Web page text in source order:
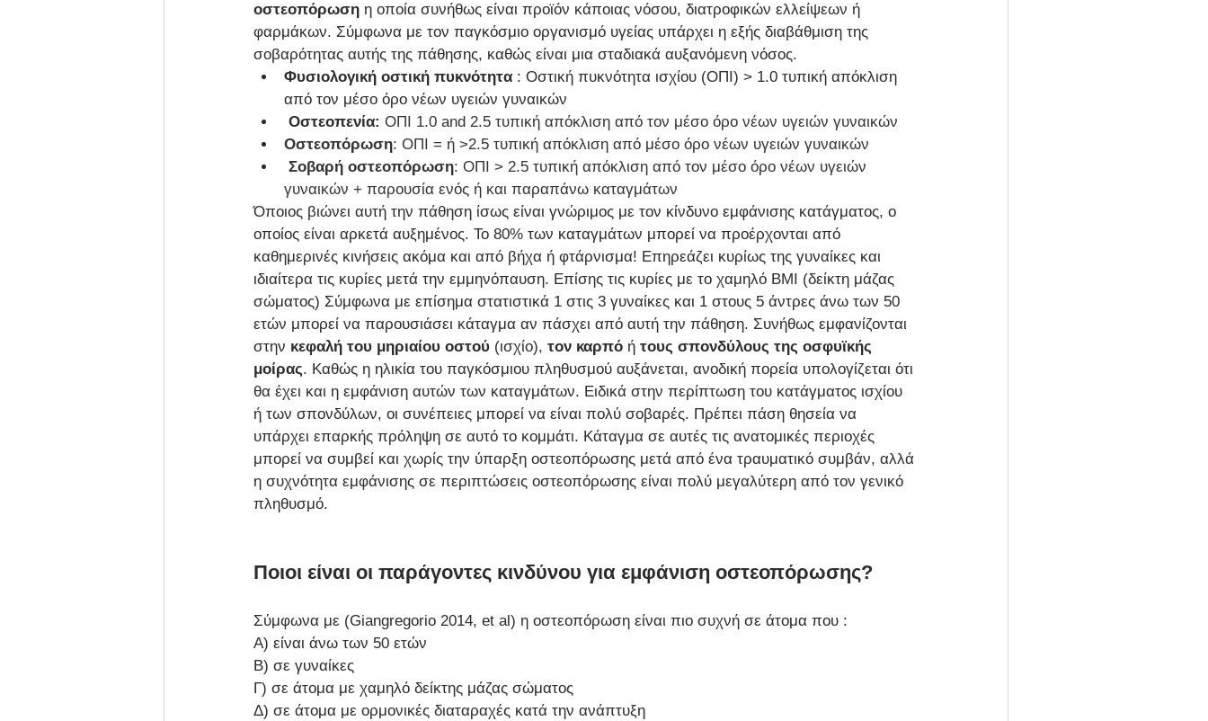
οστεοπόρωση η οποία συνήθως είναι προϊόν κάποιας νόσου, διατροφικών ελλείψεων ή
φαρμάκων. Σύμφωνα με τον παγκόσμιο οργανισμό υγείας υπάρχει η εξής διαβάθμιση της
σοβαρότητας αυτής της πάθησης, καθώς είναι μια σταδιακά αυξανόμενη νόσος.
Φυσιολογική οστική πυκνότητα : Οστική πυκνότητα ισχίου (ΟΠΙ) > 1.0 τυπική απόκλιση
από τον μέσο όρο νέων υγειών γυναικών
Οστεοπενία: ΟΠΙ 1.0 and 2.5 τυπική απόκλιση από τον μέσο όρο νέων υγειών γυναικών
Οστεοπόρωση: ΟΠΙ = ή >2.5 τυπική απόκλιση από μέσο όρο νέων υγειών γυναικών
Σοβαρή οστεοπόρωση: ΟΠΙ > 2.5 τυπική απόκλιση από τον μέσο όρο νέων υγειών
γυναικών + παρουσία ενός ή και παραπάνω καταγμάτων
Όποιος βιώνει αυτή την πάθηση ίσως είναι γνώριμος με τον κίνδυνο εμφάνισης κατάγματος, ο
οποίος είναι αρκετά αυξημένος. Το 80% των καταγμάτων μπορεί να προέρχονται από
καθημερινές κινήσεις ακόμα και από βήχα ή φτάρνισμα! Επηρεάζει κυρίως της γυναίκες και
ιδιαίτερα τις κυρίες μετά την εμμηνόπαυση. Επίσης τις κυρίες με το χαμηλό BMI (δείκτη μάζας
σώματος) Σύμφωνα με επίσημα στατιστικά 1 στις 3 γυναίκες και 1 στους 5 άντρες άνω των 50
ετών μπορεί να παρουσιάσει κάταγμα αν πάσχει από αυτή την πάθηση. Συνήθως εμφανίζονται
στην κεφαλή του μηριαίου οστού (ισχίο), τον καρπό ή τους σπονδύλους της οσφυϊκής
μοίρας. Καθώς η ηλικία του παγκόσμιου πληθυσμού αυξάνεται, ανοδική πορεία υπολογίζεται ότι
θα έχει και η εμφάνιση αυτών των καταγμάτων. Ειδικά στην περίπτωση του κατάγματος ισχίου
ή των σπονδύλων, οι συνέπειες μπορεί να είναι πολύ σοβαρές. Πρέπει πάση θησεία να
υπάρχει επαρκής πρόληψη σε αυτό το κομμάτι. Κάταγμα σε αυτές τις ανατομικές περιοχές
μπορεί να συμβεί και χωρίς την ύπαρξη οστεοπόρωσης μετά από ένα τραυματικό συμβάν, αλλά
η συχνότητα εμφάνισης σε περιπτώσεις οστεοπόρωσης είναι πολύ μεγαλύτερη από τον γενικό
πληθυσμό.
Ποιοι είναι οι παράγοντες κινδύνου για εμφάνιση οστεοπόρωσης?
Σύμφωνα με (Giangregorio 2014, et al) η οστεοπόρωση είναι πιο συχνή σε άτομα που :
Α) είναι άνω των 50 ετών
Β) σε γυναίκες
Γ) σε άτομα με χαμηλό δείκτης μάζας σώματος
Δ) σε άτομα με ορμονικές διαταραχές κατά την ανάπτυξη